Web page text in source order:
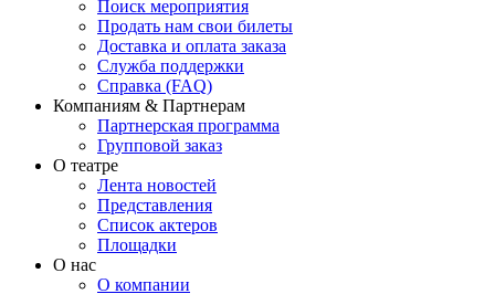
Поиск мероприятия
Продать нам свои билеты
Доставка и оплата заказа
Служба поддержки
Справка (FAQ)
Компаниям & Партнерам
Партнерская программа
Групповой заказ
О театре
Лента новостей
Представления
Список актеров
Площадки
О нас
О компании